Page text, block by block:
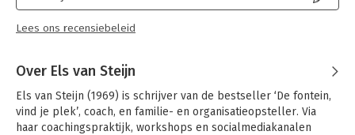
Lees ons recensiebeleid
Over Els van Steijn
Els van Steijn (1969) is schrijver van de bestseller ‘De fontein,
vind je plek’, coach, en familie- en organisatieopsteller. Via
haar coachingspraktijk, workshops en socialmediakanalen